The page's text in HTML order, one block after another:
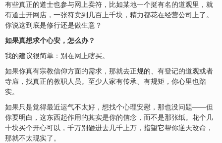
有些真正的道士也参与网上卖符，比如某地一个挺有名的道观里，就
有道士开网店，一张符卖到几百上千块，精力都花在经营公司上了。
你说这到底是修行还是做生意？
如果真想求个心安，怎么办？
我的建议很简单：别在网上瞎买。
如果你真有宗教信仰方面的需求，那就去正规的、有登记的道观或者
寺庙，找真正的教职人员。至少人家有传承、有规矩，你心里也踏
实。
如果只是觉得最近运气不太好，想找个心理安慰，那也没问题——但
你要明白，这东西起作用的其实是你的信念，而不是那张纸。花个几
十块买个开心可以，千万别砸进去几千上万，指望它帮你逆天改命，
那就不太现实了。